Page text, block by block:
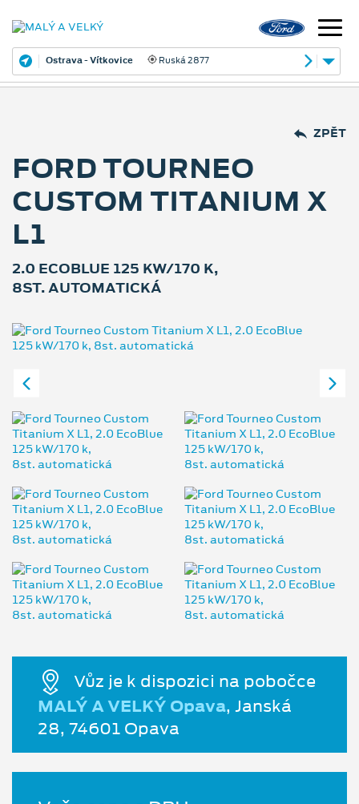
Ostrava - Vítkovice Ruská 2877
ZPĚT
FORD TOURNEO
CUSTOM TITANIUM X
L1
2.0 ECOBLUE 125 KW/170 K,
8ST. AUTOMATICKÁ
Vůz je k dispozici na pobočce
MALÝ A VELKÝ Opava, Janská
28, 74601 Opava